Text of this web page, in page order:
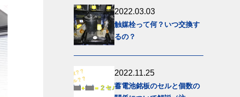
2022.03.03
触媒栓って何？いつ交換す
るの？
2022.11.25
蓄電池銘板のセルと個数の